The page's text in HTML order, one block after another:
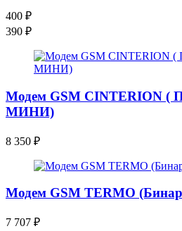
400 ₽
390 ₽
Модем GSM CINTERION (
МИНИ)
8 350 ₽
Модем GSM TERMO
7 707 ₽